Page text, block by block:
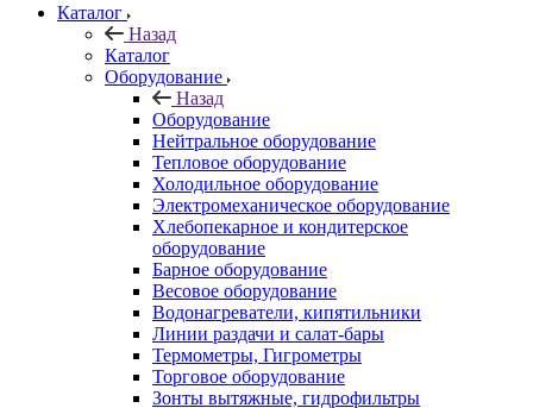
Каталог
Назад
Каталог
Оборудование
Назад
Оборудование
Нейтральное оборудование
Тепловое оборудование
Холодильное оборудование
Электромеханическое оборудование
Хлебопекарное и кондитерское
оборудование
Барное оборудование
Весовое оборудование
Водонагреватели, кипятильники
Линии раздачи и салат-бары
Термометры, Гигрометры
Торговое оборудование
Зонты вытяжные, гидрофильтры